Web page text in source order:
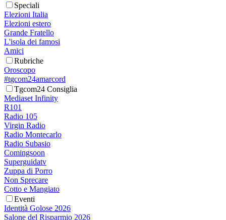
Speciali
Elezioni Italia
Elezioni estero
Grande Fratello
L'isola dei famosi
Amici
Rubriche
Oroscopo
#tgcom24amarcord
Tgcom24 Consiglia
Mediaset Infinity
R101
Radio 105
Virgin Radio
Radio Montecarlo
Radio Subasio
Comingsoon
Superguidatv
Zuppa di Porro
Non Sprecare
Cotto e Mangiato
Eventi
Identità Golose 2026
Salone del Risparmio 2026